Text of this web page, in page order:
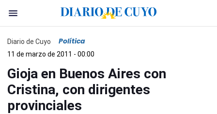
Diario de Cuyo Política
11 de marzo de 2011 - 00:00
Gioja en Buenos Aires con
Cristina, con dirigentes
provinciales